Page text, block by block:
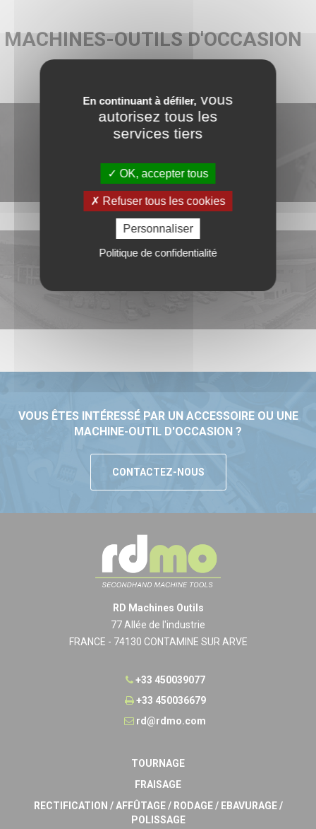
En continuant à défiler, vous
autorisez tous les
services tiers
OK, accepter tous
Refuser tous les cookies
Personnaliser
Politique de confidentialité
MACHINES-OUTILS D'OCCASION
ROULEUSE DE FILETS
VOUS ÊTES INTÉRESSÉ PAR UN ACCESSOIRE OU UNE
MACHINE-OUTIL D'OCCASION ?
CONTACTEZ-NOUS
RD Machines Outils
77 Allée de l'industrie
FRANCE - 74130 CONTAMINE SUR ARVE
+33 450039077
+33 450036679
rd@rdmo.com
TOURNAGE
FRAISAGE
RECTIFICATION / AFFÛTAGE / RODAGE / EBAVURAGE /
POLISSAGE